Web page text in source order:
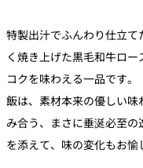
特製出汁でふんわり仕立
く焼き上げた黒毛和牛ロ
コクを味わえる一品です
飯は、素材本来の優しい
み合う、まさに垂涎必至
を添えて、味の変化もお愉